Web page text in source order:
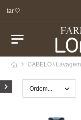
🤍
CABELO \